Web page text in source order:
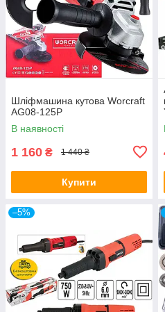
Шліфмашина кутова Worcraft
AG08-125P
В наявності
1 160 ₴ 1 440 ₴
Купити
–5%